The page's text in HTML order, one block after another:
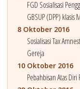
FGD Sosialisasi
GBSUP (DPP)
8 Oktober 2016
Sosialisasi Tax
Gereja
10 Oktober 2016
Pebahbisan Atas